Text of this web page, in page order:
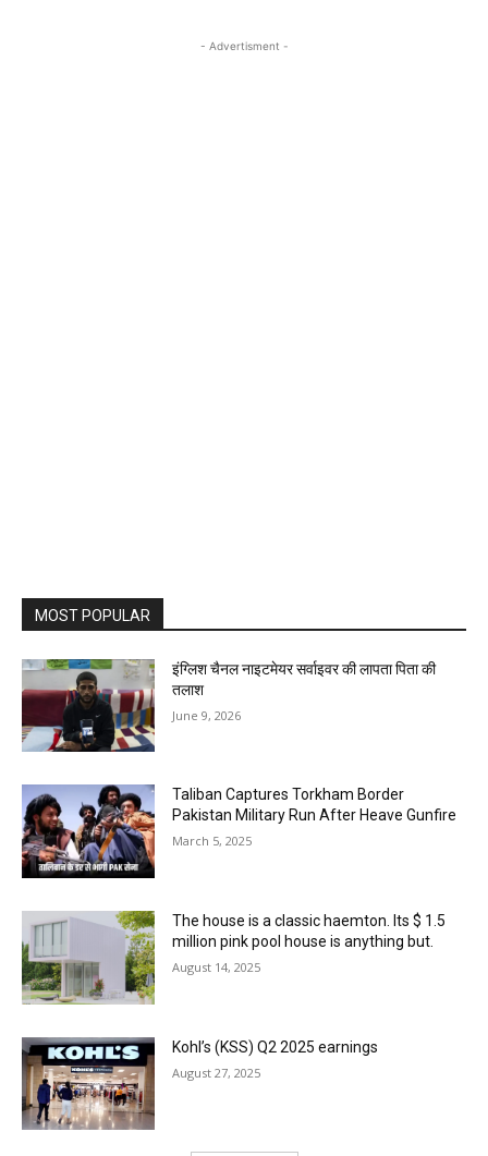
- Advertisment -
MOST POPULAR
इंग्लिश चैनल नाइटमेयर सर्वाइवर की लापता पिता की
तलाश
June 9, 2026
Taliban Captures Torkham Border
Pakistan Military Run After Heave Gunfire
March 5, 2025
The house is a classic haemton. Its $ 1.5
million pink pool house is anything but.
August 14, 2025
Kohl’s (KSS) Q2 2025 earnings
August 27, 2025